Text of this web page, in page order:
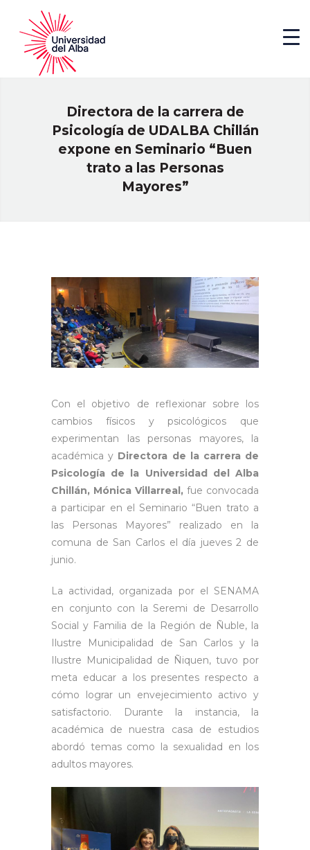
Directora de la carrera de
Psicología de UDALBA Chillán
expone en Seminario “Buen
trato a las Personas
Mayores”
Con el objetivo de reflexionar sobre los
cambios físicos y psicológicos que
experimentan las personas mayores, la
académica y Directora de la carrera de
Psicología de la Universidad del Alba
Chillán, Mónica Villarreal, fue convocada
a participar en el Seminario “Buen trato a
las Personas Mayores” realizado en la
comuna de San Carlos el día jueves 2 de
junio.
La actividad, organizada por el SENAMA
en conjunto con la Seremi de Desarrollo
Social y Familia de la Región de Ñuble, la
Ilustre Municipalidad de San Carlos y la
Ilustre Municipalidad de Ñiquen, tuvo por
meta educar a los presentes respecto a
cómo lograr un envejecimiento activo y
satisfactorio. Durante la instancia, la
académica de nuestra casa de estudios
abordó temas como la sexualidad en los
adultos mayores.